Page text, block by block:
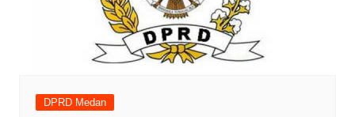
DPRD Medan